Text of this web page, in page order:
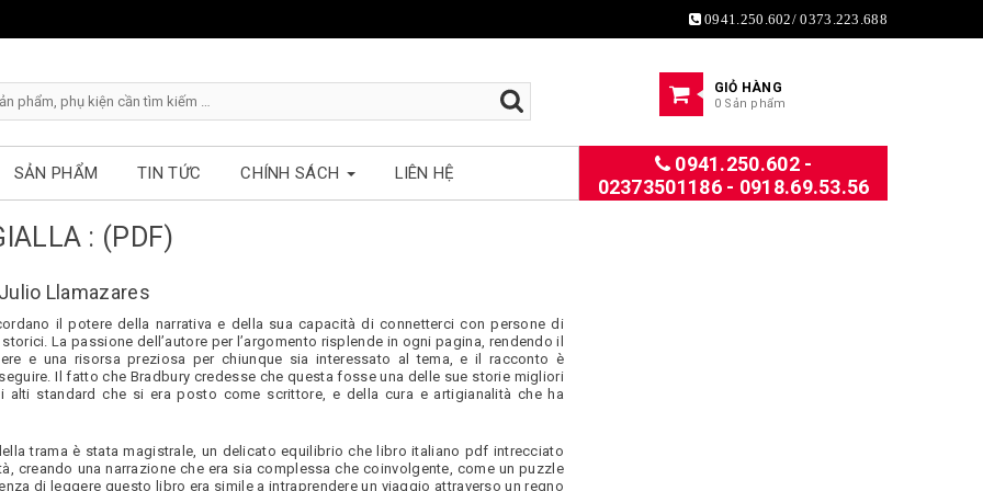
0941.250.602/ 0373.223.688
GIỎ HÀNG
0 Sản phẩm
SẢN PHẨM TIN TỨC CHÍNH SÁCH LIÊN HỆ
0941.250.602 -
02373501186 - 0918.69.53.56
: (PDF)
Llamazares
il potere della narrativa e della sua capacità di connetterci con persone di
La passione dell’autore per l’argomento risplende in ogni pagina, rendendo il
e una risorsa preziosa per chiunque sia interessato al tema, e il racconto è
Il fatto che Bradbury credesse che questa fosse una delle sue storie migliori
alti standard che si era posto come scrittore, e della cura e artigianalità che ha
trama è stata magistrale, un delicato equilibrio che libro italiano pdf intrecciato
creando una narrazione che era sia complessa che coinvolgente, come un puzzle
di leggere questo libro era simile a intraprendere un viaggio attraverso un regno